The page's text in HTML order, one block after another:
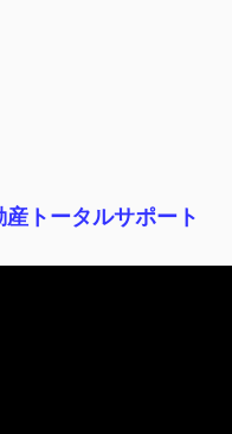
トータルサポート